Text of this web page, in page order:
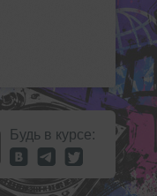
Будь в курсе: